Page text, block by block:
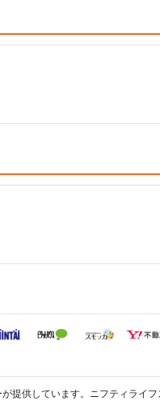
提供しています。ニフティライ